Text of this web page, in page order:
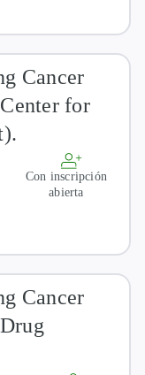
Cancer
for
Con inscripción
abierta
Cancer